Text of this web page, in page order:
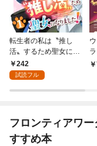
転生者の私は〝推し
活〟するため聖女にな
りました！（コミッ
ク）【分冊版】 1
242
試読フル
フロンティアワ
すすめ本